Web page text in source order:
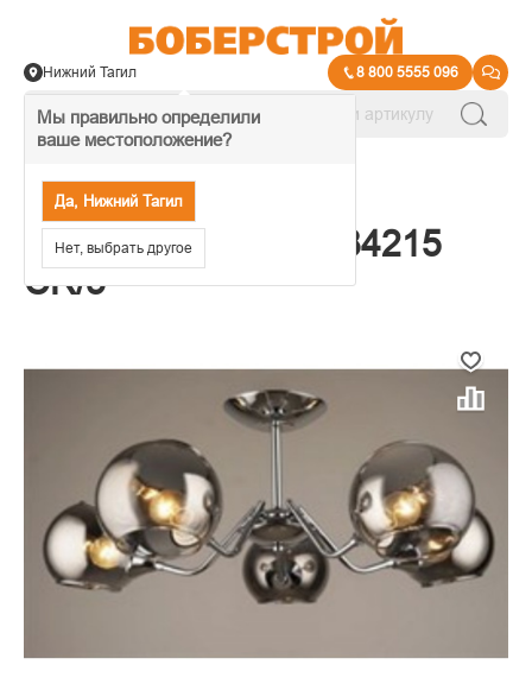
Мы правильно определили
ваше местоположение?
Да, Нижний Тагил
Нет, выбрать другое
Нижний Тагил 8 800 5555 096
35017 Светильник 84215
CR/5